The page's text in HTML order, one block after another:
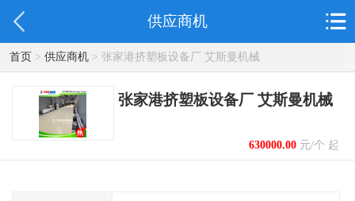
供应商机
首页> 供应商机> 张家港挤塑板设备厂 艾斯曼机械
张家港挤塑板设备厂 艾斯曼机械
630000.00元/个 起